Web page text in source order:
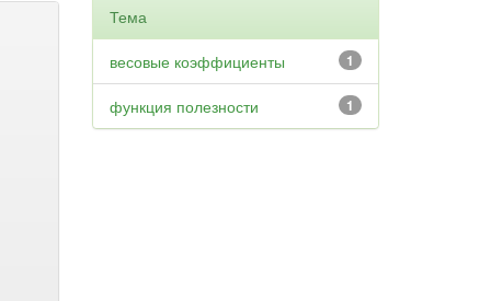
Тема
1
весовые коэффициенты
1
функция полезности